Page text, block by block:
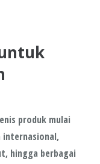
produk mulai
internasional,
hingga berbagai